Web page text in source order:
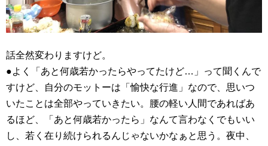
話全然変わりますけど。
●よく「あと何歳若かったらやってたけど…」って聞くんで
すけど、自分のモットーは「愉快な行進」なので、思いつ
いたことは全部やっていきたい。腰の軽い人間であればあ
るほど、「あと何歳若かったら」なんて言わなくでもいい
し、若く在り続けられるんじゃないかなぁと思う。夜中、